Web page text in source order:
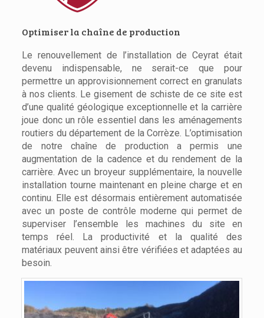
Optimiser la chaîne de production
Le renouvellement de l’installation de Ceyrat était
devenu indispensable, ne serait-ce que pour
permettre un approvisionnement correct en granulats
à nos clients. Le gisement de schiste de ce site est
d’une qualité géologique exceptionnelle et la carrière
joue donc un rôle essentiel dans les aménagements
routiers du département de la Corrèze. L’optimisation
de notre chaîne de production a permis une
augmentation de la cadence et du rendement de la
carrière. Avec un broyeur supplémentaire, la nouvelle
installation tourne maintenant en pleine charge et en
continu. Elle est désormais entièrement automatisée
avec un poste de contrôle moderne qui permet de
superviser l’ensemble les machines du site en
temps réel. La productivité et la qualité des
matériaux peuvent ainsi être vérifiées et adaptées au
besoin.